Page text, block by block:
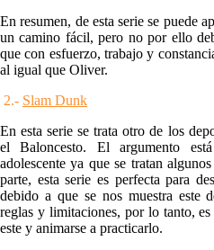
En resumen, de esta serie se puede
un camino fácil, pero no por ello
que con esfuerzo, trabajo y
al igual que Oliver.
2.- Slam Dunk
En esta serie se trata otro de los
el Baloncesto. El argumento
adolescente ya que se tratan
parte, esta serie es perfecta para
debido a que se nos muestra este
reglas y limitaciones, por lo tanto,
este y animarse a practicarlo.